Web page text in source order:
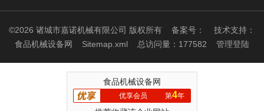
©2026 诸城市嘉诺机械有限公司 版权所有 备案号：
技术支持：
食品机械设备网
Sitemap.xml 总访问量：177582 管理登陆
食品机械设备网
优享会员 第4年